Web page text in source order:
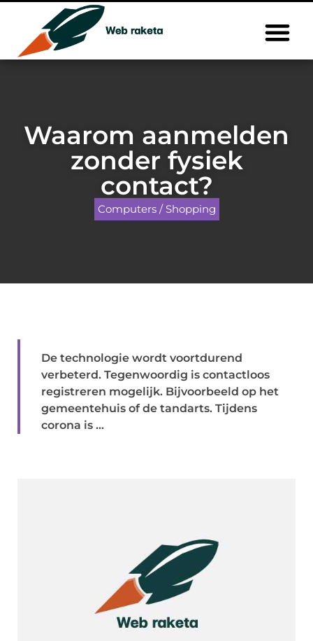
Waarom aanmelden
zonder fysiek
contact?
Computers / Shopping
De technologie wordt voortdurend
verbeterd. Tegenwoordig is contactloos
registreren mogelijk. Bijvoorbeeld op het
gemeentehuis of de tandarts. Tijdens
corona is ...